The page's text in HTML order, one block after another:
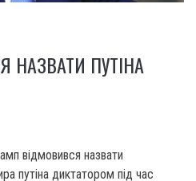
НАЗВАТИ ПУТІНА
відмовився назвати
путіна диктатором під час